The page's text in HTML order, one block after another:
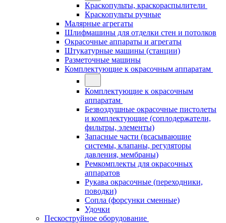
Краскопульты, краскораспылители
Краскопульты ручные
Малярные агрегаты
Шлифмашины для отделки стен и потолков
Окрасочные аппараты и агрегаты
Штукатурные машины (станции)
Разметочные машины
Комплектующие к окрасочным аппаратам
Комплектующие к окрасочным
аппаратам
Безвоздушные окрасочные пистолеты
и комплектующие (соплодержатели,
фильтры, элементы)
Запасные части (всасывающие
системы, клапаны, регуляторы
давления, мембраны)
Ремкомплекты для окрасочных
аппаратов
Рукава окрасочные (переходники,
поводки)
Сопла (форсунки сменные)
Удочки
Пескоструйное оборудование